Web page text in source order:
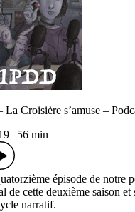
La Croisière s’amuse –
56 min
épisode de notre
de cette deuxième saison
narratif.